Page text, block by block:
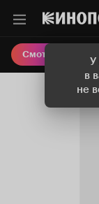
У
в
не
Смотреть кино